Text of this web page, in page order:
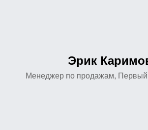
Эрик
Менеджер по продажам, Первый